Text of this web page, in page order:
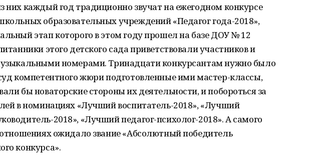
каждый год традиционно звучат на ежегодном конкурсе
образовательных учреждений «Педагог года-2018»,
этап которого в этом году прошел на базе ДОУ № 12
этого детского сада приветствовали участников и
номерами. Тринадцати конкурсантам нужно было
компетентного жюри подготовленные ими мастер-классы,
бы новаторские стороны их деятельности, и побороться за
в номинациях «Лучший воспитатель-2018», «Лучший
2018», «Лучший педагог-психолог-2018». А самого
ожидало звание «Абсолютный победитель
конкурса».